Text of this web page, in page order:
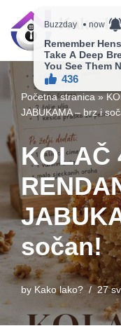
Skip
Kako
Vaš vodič ka
Početna stranica »
JABUKAMA – brz i
KOLAČ
sočan!
by Kako lako? 27